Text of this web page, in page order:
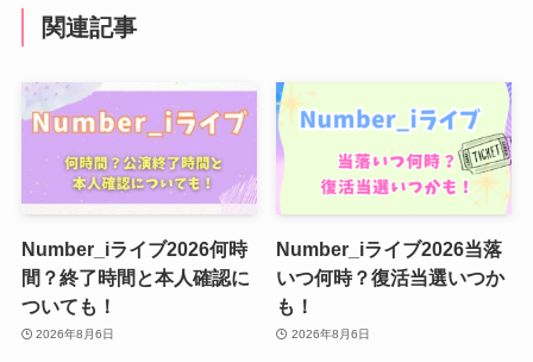
関連記事
Number_iライブ2026何時
間？終了時間と本人確認に
ついても！
2026年8月6日
Number_iライブ2026当落
いつ何時？復活当選いつか
も！
2026年8月6日